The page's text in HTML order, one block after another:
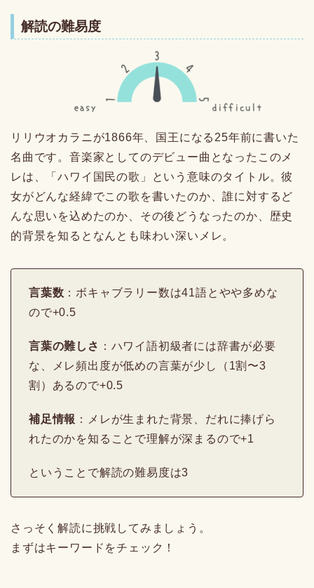
解読の難易度
リリウオカラニが1866年、国王になる25年前に書いた
名曲です。音楽家としてのデビュー曲となったこのメ
レは、「ハワイ国民の歌」という意味のタイトル。彼
女がどんな経緯でこの歌を書いたのか、誰に対するど
んな思いを込めたのか、その後どうなったのか、歴史
的背景を知るとなんとも味わい深いメレ。
言葉数 ：ボキャブラリー数は41語とやや多めな
ので+0.5
言葉の難しさ ：ハワイ語初級者には辞書が必要
な、メレ頻出度が低めの言葉が少し（1割〜3
割）あるので+0.5
補足情報 ：メレが生まれた背景、だれに捧げら
れたのかを知ることで理解が深まるので+1
ということで解読の難易度は3
さっそく解読に挑戦してみましょう。
まずはキーワードをチェック！